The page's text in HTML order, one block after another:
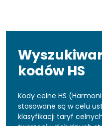
kodów HS
Kody celne HS
stosowane są w celu
klasyfikacji taryf